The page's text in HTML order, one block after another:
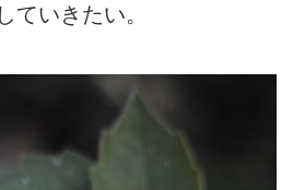
ていきたい。